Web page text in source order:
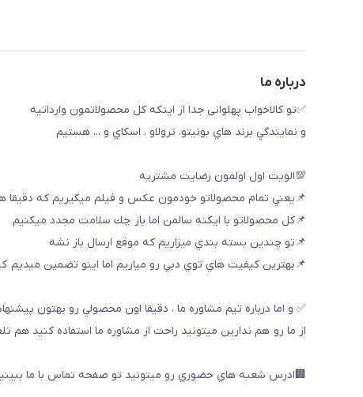
درباره ما
✅تو كالاخواب پهلوانى جدا از اينكه كل محصولاتمون وارداتيه
و نمايندگي برند هاي بونيتو، ترولاو ، اسكاي و ... هستيم
💯الويت اول اولمون رضايت مشتريه
📌يعني تمام محصولاتو خودمون عكس و فيلم ميگيريم كه
📌كل محصولاتو با ايكنه سالمن اما باز چك سلامت مجدد ميكنيم
📌تو چندين بسته بندي ميزاريم كه موقع ارسال باز نشه
📌بهترين كيفيت هاي توي دبي رو مياريم اما اينو تضمين ميديم
✅ و اما درباره تيم مشاوره ما ، دقيقا اون محصولي رو بهتون
از ما رو هم ندارين ميتونيد راحت از مشاوره ما استفاده كنيد هم
🏢ادرس شعبه هاي حضوري رو ميتونيد تو صفحه تماس با ما